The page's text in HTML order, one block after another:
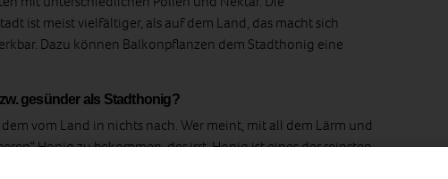
ist meist vielfältiger, als auf dem Land, das macht sich
Dazu können Balkonpflanzen dem Stadthonig eine
gesünder als Stadthonig?
vom Land in nichts nach. Wer meint, mit all dem Lärm und
Honig zu bekommen, der irrt. Honig ist eines der reinsten
ist nicht nur gesund, sondern nahezu unbelastet. Bienen